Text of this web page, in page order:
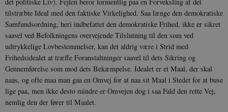
tilstræbte Ideal med den faktiske Virkelighed. Saa længe den demokratiske
Samfundsordning, heri indbefattet den demokratiske Frihed, ikke er sikret
saavel ved Befolkningens overvejende Tilslutning til den som ved
udtrykkelige Lovbestemmelser, kan det aldrig være i Strid med
Frihedsidealet at træffe Foranstaltninger saavel til dets Sikring og
Gennemførelse som mod dets Bekæmpelse. Idealet er et Maal, der skal
naas, og ofte maa man gaa en Omvej for at naa sit Maal i Stedet for at buse
lige paa, men ikke desto mindre er Omvejen dog i saa Fald den rette Vej,
nemlig den der fører til Maalet.